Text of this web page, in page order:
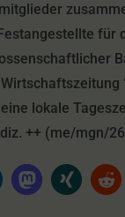
für
lokale
++ (me/mgn/